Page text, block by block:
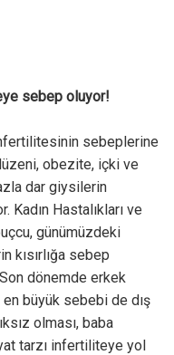
sebep oluyor!
sebeplerine
obezite, içki ve
dar giysilerin
Kadın Hastalıkları ve
günümüzdeki
kısırlığa sebep
dönemde erkek
en büyük sebebi de dış
olması, baba
tarzı infertiliteye yol